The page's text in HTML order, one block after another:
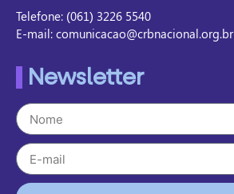
Telefone: (061) 3226 5540
E-mail: comunicacao@crbnacional.org.br
Newsletter